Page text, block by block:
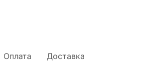
Оплата Доставка